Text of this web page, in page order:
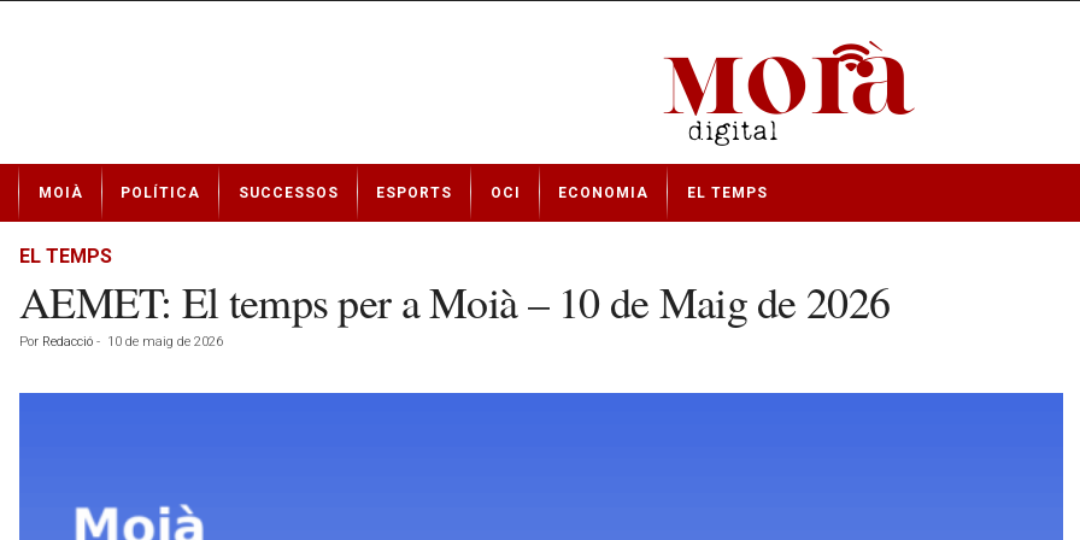
t
MOIÀ POLÍTICA SUCCESSOS ESPORTS OCI ECONOMIA EL TEMPS
EL TEMPS
AEMET: El temps per a Moià – 10 de Maig de 2026
Por Redacció - 10 de maig de 2026